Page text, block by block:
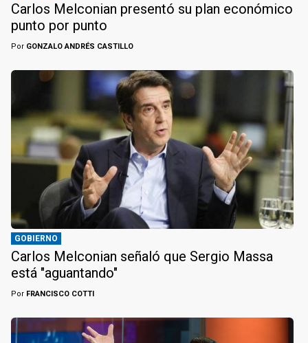
Carlos Melconian presentó su plan económico
punto por punto
Por GONZALO ANDRÉS CASTILLO
GOBIERNO
Carlos Melconian señaló que Sergio Massa
está "aguantando"
Por FRANCISCO COTTI